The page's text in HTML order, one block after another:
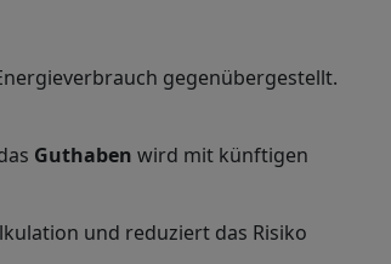
gegenübergestellt.
Guthaben wird mit künftigen
und reduziert das Risiko